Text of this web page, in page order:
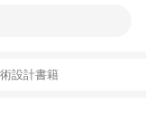
設計書籍